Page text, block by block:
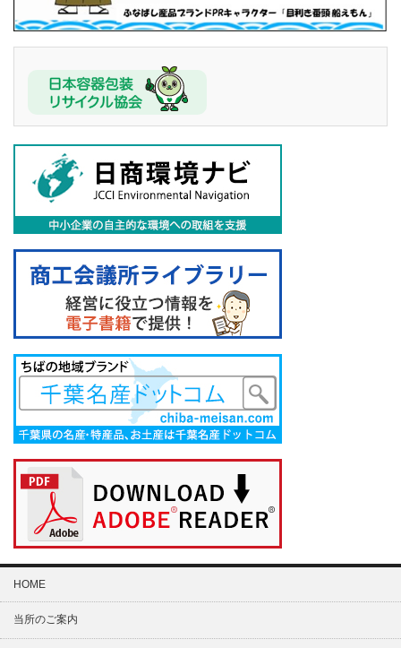
HOME
当所のご案内